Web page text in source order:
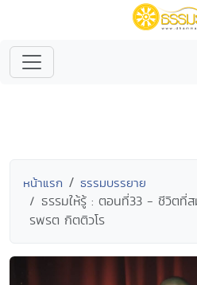
หน้าแรก ธรรมบรรยาย
ธรรมให้รู้ : ตอนที่33 - ชีวิตที่
รพรต กิตติวโร